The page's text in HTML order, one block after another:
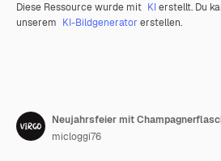
Diese Ressource wurde mit KIerstellt. Du
unserem KI-Bildgenerator erstellen.
Neujahrsfeier mit
micloggi76